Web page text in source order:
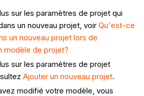
sur les paramètres de projet qui
un nouveau projet, voir Qu'est-ce
un nouveau projet lors de
modèle de projet?
sur les paramètres de projet
Ajouter un nouveau projet.
modifié votre modèle, vous